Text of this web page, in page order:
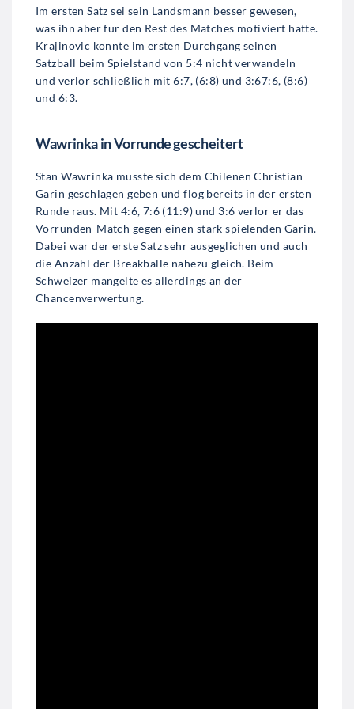
Im ersten Satz sei sein Landsmann besser gewesen,
was ihn aber für den Rest des Matches motiviert hätte.
Krajinovic konnte im ersten Durchgang seinen
Satzball beim Spielstand von 5:4 nicht verwandeln
und verlor schließlich mit 6:7, (6:8) und 3:67:6, (8:6)
und 6:3.
Wawrinka in Vorrunde gescheitert
Stan Wawrinka musste sich dem Chilenen Christian
Garin geschlagen geben und flog bereits in der ersten
Runde raus. Mit 4:6, 7:6 (11:9) und 3:6 verlor er das
Vorrunden-Match gegen einen stark spielenden Garin.
Dabei war der erste Satz sehr ausgeglichen und auch
die Anzahl der Breakbälle nahezu gleich. Beim
Schweizer mangelte es allerdings an der
Chancenverwertung.